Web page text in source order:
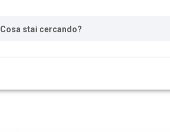
Cosa stai cercando?